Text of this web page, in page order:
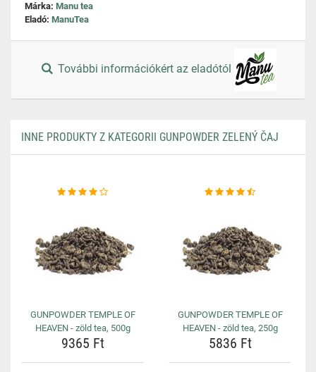
Márka: Manu tea
Eladó: ManuTea
További információkért az eladótól
INNE PRODUKTY Z KATEGORII GUNPOWDER ZELENÝ ČAJ
GUNPOWDER TEMPLE OF
HEAVEN - zöld tea, 500g
9365 Ft
GUNPOWDER TEMPLE OF
HEAVEN - zöld tea, 250g
5836 Ft